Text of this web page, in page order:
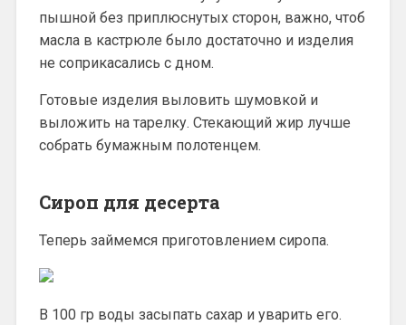
пышной без приплюснутых сторон, важно, чтоб
масла в кастрюле было достаточно и изделия
не соприкасались с дном.
Готовые изделия выловить шумовкой и
выложить на тарелку. Стекающий жир лучше
собрать бумажным полотенцем.
Сироп для десерта
Теперь займемся приготовлением сиропа.
В 100 гр воды засыпать сахар и уварить его.